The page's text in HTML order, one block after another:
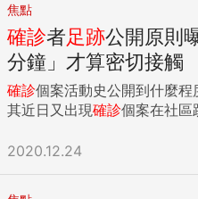
焦點
確診者足跡公開原則
分鐘」才算密切接觸
確診個案活動史公開到什麼
其近日又出現確診個案在社區
2020.12.24